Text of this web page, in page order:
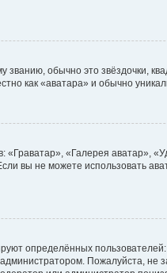
обычно это звёздочки,
как «аватара» и обычно
«Галерея аватар»,
вы не можете использовать
определённых
Пожалуйста, не